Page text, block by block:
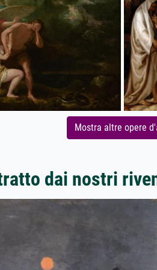
Mostra altre opere
dai nostri